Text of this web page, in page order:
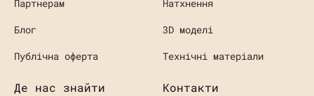
Партнерам
Блог
Публічна оферта
Натхнення
3D моделі
Технічні матеріали
Де нас знайти Контакти